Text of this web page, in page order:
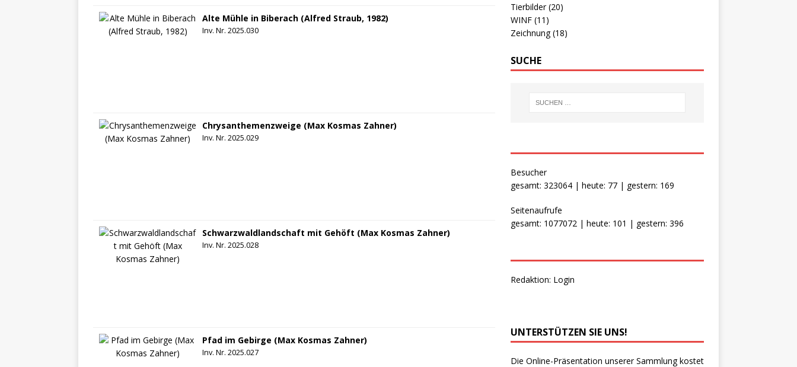
Alte Mühle in Biberach (Alfred Straub, 1982)
Inv. Nr. 2025.030
Chrysanthemenzweige (Max Kosmas Zahner)
Inv. Nr. 2025.029
Schwarzwaldlandschaft mit Gehöft (Max Kosmas Zahner)
Inv. Nr. 2025.028
Pfad im Gebirge (Max Kosmas Zahner)
Inv. Nr. 2025.027
Tierbilder(20)
WINF (11)
Zeichnung(18)
SUCHE
Besucher
gesamt: 323064 | heute: 77 | gestern: 169
Seitenaufrufe
gesamt: 1077072 | heute: 101 | gestern: 396
Redaktion: Login
UNTERSTÜTZEN SIE UNS!
Die Online-Präsentation unserer Sammlung kostet